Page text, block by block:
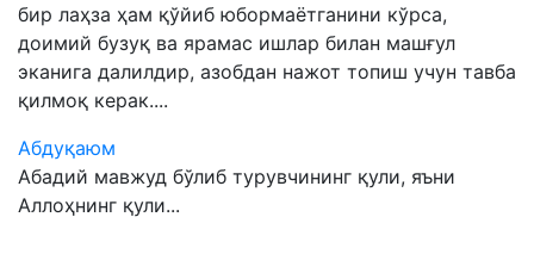
бир лаҳза ҳам қўйиб юбормаётганини кўрса,
доимий бузуқ ва ярамас ишлар билан машғул
эканига далилдир, азобдан нажот топиш учун тавба
қилмоқ керак....
Абдуқаюм
Абадий мавжуд бўлиб турувчининг қули, яъни
Аллоҳнинг қули...